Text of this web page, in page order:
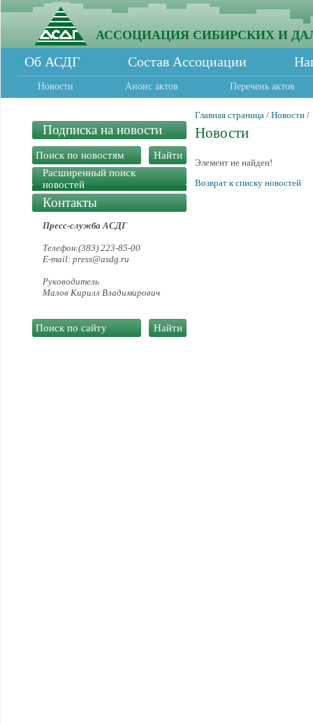
АССОЦИАЦИЯ СИБИРСКИХ И
Об АСДГ Состав Ассоциации
Новости Анонс актов Перечень актов
Подписка на новости
Расширенный поиск
новостей
Контакты
Пресс-служба АСДГ
Телефон:(383) 223-85-00
E-mail: press@asdg.ru
Руководитель
Малов Кирилл Владимирович
Главная страница / Новости /
Новости
Элемент не найден!
Возврат к списку новостей